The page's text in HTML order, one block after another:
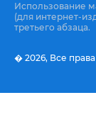
Использование
(для интернет-
третьего абзаца.
� 2026, Все